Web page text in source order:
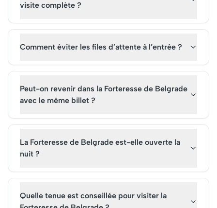
visite complète ?
Comment éviter les files d’attente à l’entrée ?
Peut-on revenir dans la Forteresse de Belgrade
avec le même billet ?
La Forteresse de Belgrade est-elle ouverte la
nuit ?
Quelle tenue est conseillée pour visiter la